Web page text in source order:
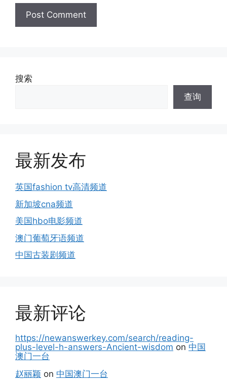
搜索
查询
最新发布
英国fashion tv高清频道
新加坡cna频道
美国hbo电影频道
澳门葡萄牙语频道
中国古装剧频道
最新评论
https://newanswerkey.com/search/reading-
plus-level-h-answers-Ancient-wisdom on 中国
澳门一台
赵丽颖 on 中国澳门一台